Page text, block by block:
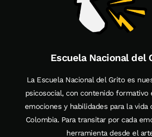
Escuela Nacional del
La Escuela Nacional del Grito es
psicosocial, con contenido formativo
emociones y habilidades para la vida
Colombia. Para transitar por cada
herramienta desde el